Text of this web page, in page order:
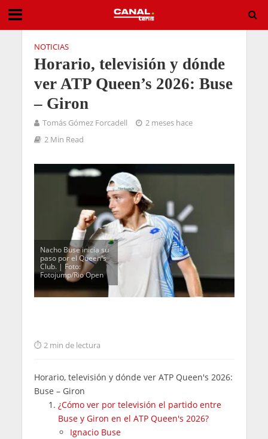
NOTICIAS
Horario, televisión y dónde
ver ATP Queen’s 2026: Buse
– Giron
Tomás Gómez Forcadell
2 meses hace
2 Min Read
Nacho Buse inicia su
paso por el Queen's
Club. | Foto:
Fotojump/Rio Open
2 min de lectura
Horario, televisión y dónde ver ATP Queen's 2026:
Buse – Giron
¿Cómo ver por televisión el partido entre
Buse y Giron en el ATP Queen's 2026?
Ignacio Buse